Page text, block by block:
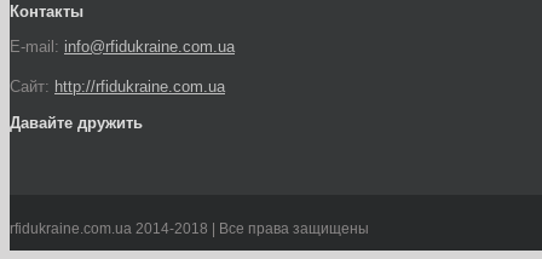
Контакты
E-mail: info@rfidukraine.com.ua
Сайт: http://rfidukraine.com.ua
Давайте дружить
rfidukraine.com.ua 2014-2018 | Все права защищены